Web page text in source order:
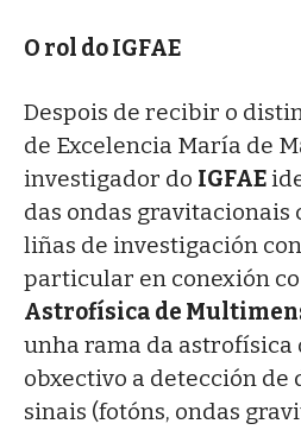
O rol do IGFAE
Despois de recibir o
de Excelencia María de
investigador do IGFAE
das ondas gravitacionais
liñas de investigación
particular en conexión
Astrofísica de
unha rama da astrofísica
obxectivo a detección de
sinais (fotóns, ondas